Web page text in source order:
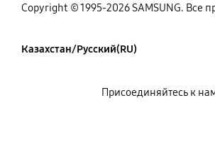
Copyright © 1995-2026 SAMSUNG. Все
Казахстан/Русский(RU)
Присоединяйтесь к